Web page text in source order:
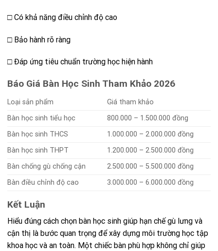
□ Có khả năng điều chỉnh độ cao
□ Bảo hành rõ ràng
□ Đáp ứng tiêu chuẩn trường học hiện hành
Báo Giá Bàn Học Sinh Tham Khảo 2026
Loại sản phẩm
Giá tham khảo
Bàn học sinh tiểu học
800.000 – 1.500.000 đồng
Bàn học sinh THCS
1.000.000 – 2.000.000 đồng
Bàn học sinh THPT
1.200.000 – 2.500.000 đồng
Bàn chống gù chống cận
2.500.000 – 5.500.000 đồng
Bàn điều chỉnh độ cao
3.000.000 – 6.000.000 đồng
Kết Luận
Hiểu đúng cách chọn bàn học sinh giúp hạn chế gù lưng và
cận thị là bước quan trọng để xây dựng môi trường học tập
khoa học và an toàn. Một chiếc bàn phù hợp không chỉ giúp